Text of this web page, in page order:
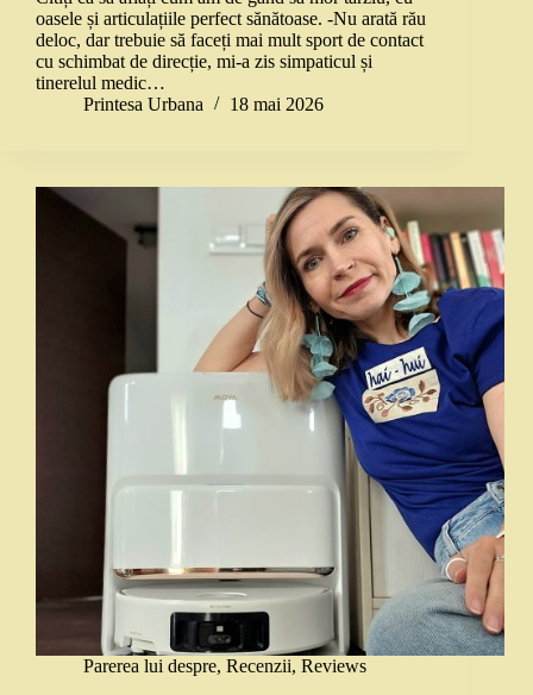
oasele și articulațiile perfect sănătoase. -Nu arată rău
deloc, dar trebuie să faceți mai mult sport de contact
cu schimbat de direcție, mi-a zis simpaticul și
tinerelul medic…
Printesa Urbana
18 mai 2026
Parerea lui despre, Recenzii, Reviews